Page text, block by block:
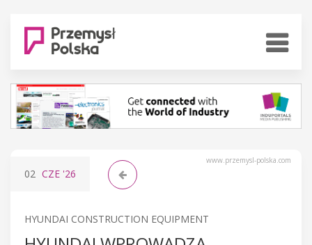
www.przemysl-polska.com
02 CZE '26
HYUNDAI CONSTRUCTION EQUIPMENT